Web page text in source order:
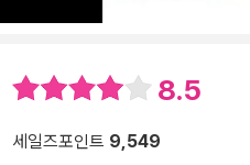
8.5
세일즈포인트 9,549